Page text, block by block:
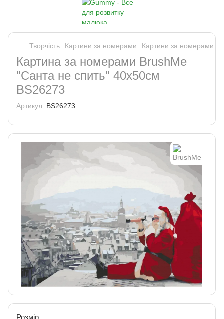
Творчість Картини за номерами Картини за номерами
Картина за номерами BrushMe
"Санта не спить" 40х50см
BS26273
Артикул: BS26273
Розмір